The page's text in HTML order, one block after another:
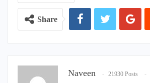
Share
Naveen 21930 Posts